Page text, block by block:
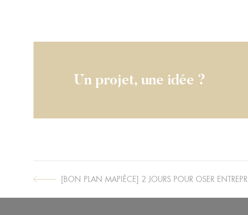
Un projet, une idée ?
ARTICLE [BON PLAN MAPIÈCE] 2 JOURS POUR OSER